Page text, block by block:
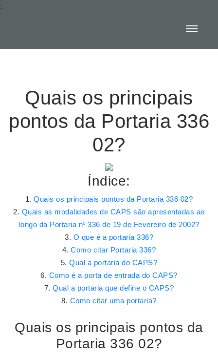
:
Quais os principais
pontos da Portaria 336
02?
Índice:
Quais os principais pontos da Portaria 336 02?
Quais as modalidades de CAPS são apresentadas ao
longo da Portaria nº 336 de 19 de Fevereiro de 2002?
O que é a portaria 336?
Como citar Portaria 336?
Qual a portaria do CAPS?
Como é a porta de entrada do CAPS?
Qual a portaria que define o CAPS?
Como citar uma portaria?
Quais os principais pontos da
Portaria 336 02?